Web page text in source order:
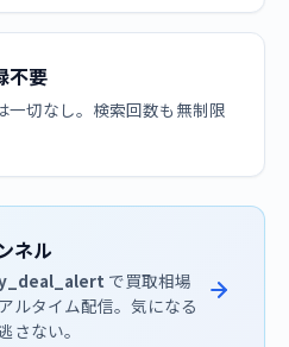
不要
一切なし。検索回数も無制限
ネル
で買取相場
ルタイム配信。気になる
さない。